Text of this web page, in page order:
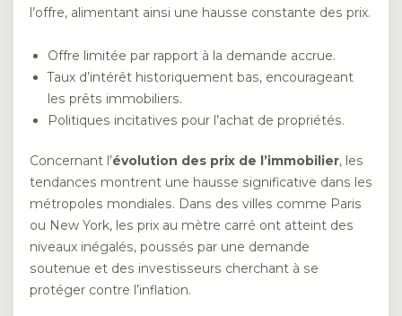
l’offre, alimentant ainsi une hausse constante des prix.
Offre limitée par rapport à la demande accrue.
Taux d’intérêt historiquement bas, encourageant
les prêts immobiliers.
Politiques incitatives pour l’achat de propriétés.
Concernant l’évolution des prix de l’immobilier, les
tendances montrent une hausse significative dans les
métropoles mondiales. Dans des villes comme Paris
ou New York, les prix au mètre carré ont atteint des
niveaux inégalés, poussés par une demande
soutenue et des investisseurs cherchant à se
protéger contre l’inflation.